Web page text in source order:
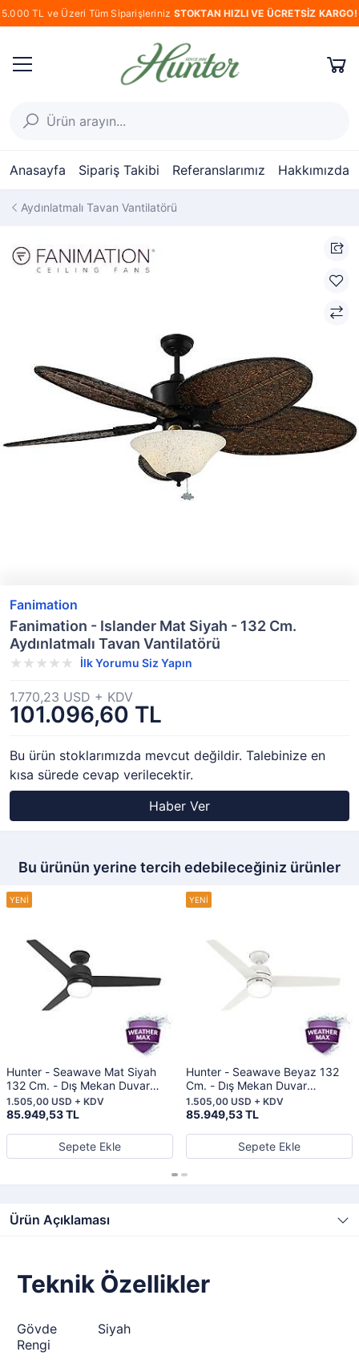
5.000 TL ve Üzeri Tüm Siparişleriniz STOKTAN HIZLI VE ÜCRETSİZ KARGO!
Anasayfa Sipariş Takibi Referanslarımız Hakkımızda
Aydınlatmalı Tavan Vantilatörü
Fanimation
Fanimation - Islander Mat Siyah - 132 Cm.
Aydınlatmalı Tavan Vantilatörü
İlk Yorumu Siz Yapın
101.096,60 TL
1.770,23 USD + KDV
Bu ürün stoklarımızda mevcut değildir. Talebinize en
kısa sürede cevap verilecektir.
Haber Ver
Bu ürünün yerine tercih edebileceğiniz ürünler
Hunter - Seawave Mat Siyah
132 Cm. - Dış Mekan Duvar
Kumandalı Tavan Vantilatörü
85.949,53 TL
1.505,00 USD + KDV
Sepete Ekle
Hunter - Seawave Beyaz 132
Cm. - Dış Mekan Duvar
Kumandalı Tavan Vantilatörü
85.949,53 TL
1.505,00 USD + KDV
Sepete Ekle
Ürün Açıklaması
Teknik Özellikler
Gövde
Rengi
Siyah